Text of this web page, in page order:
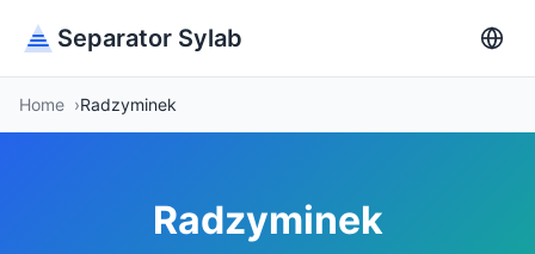
Separator Sylab
Home Radzyminek
Radzyminek